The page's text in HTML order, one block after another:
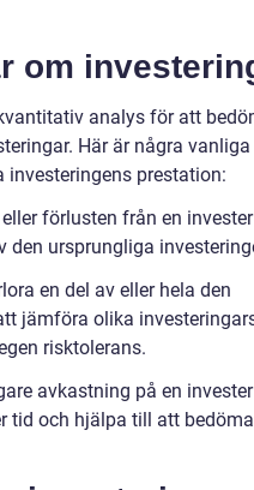
om
analys för att
Här är några
prestation:
förlusten från en
den ursprungliga
en del av eller hela den
jämföra olika
risktolerans.
avkastning på en
tid och hjälpa till att